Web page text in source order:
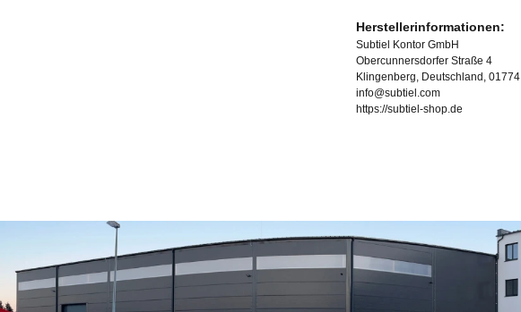
Herstellerinformationen:
Subtiel Kontor GmbH
Obercunnersdorfer Straße 4
Klingenberg, Deutschland, 01774
info@subtiel.com
https://subtiel-shop.de